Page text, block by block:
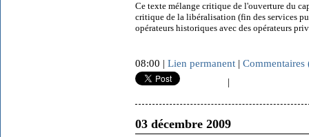
Ce texte mélange critique de l'ouverture du
critique de la libéralisation (fin des services
opérateurs historiques avec des opérateurs
08:00 | Lien permanent | Commentaires
|
03 décembre 2009